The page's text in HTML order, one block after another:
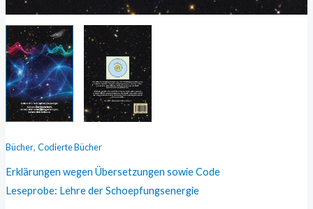
Bücher, Codierte Bücher
Erklärungen wegen Übersetzungen sowie Code
Leseprobe: Lehre der Schoepfungsenergie